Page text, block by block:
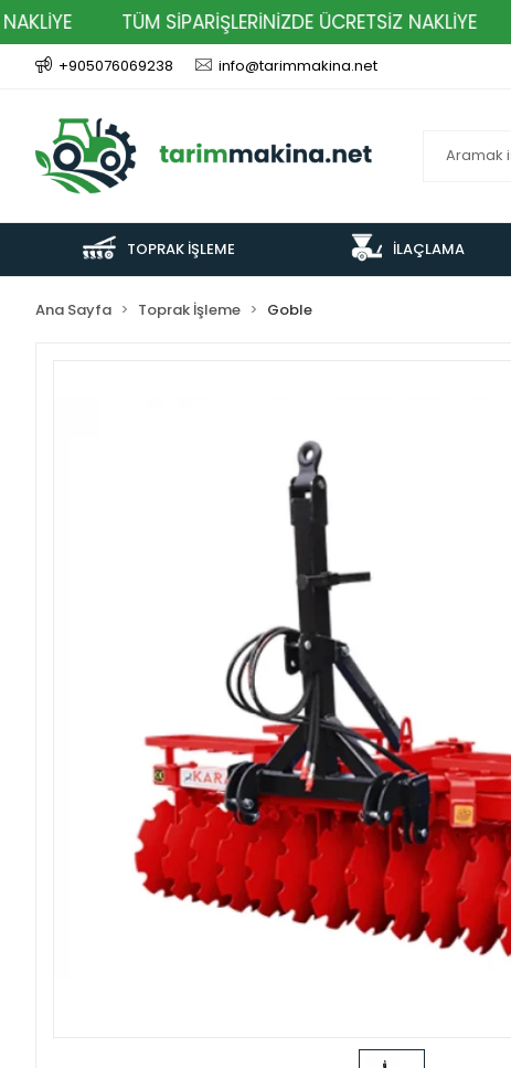
TÜM SİPARİŞLERİNİZDE ÜCRETSİZ NAKLİYE
+905076069238 info@tarimmakina.net
TOPRAK İŞLEME İLAÇLAMA
Ana Sayfa Toprak İşleme Goble